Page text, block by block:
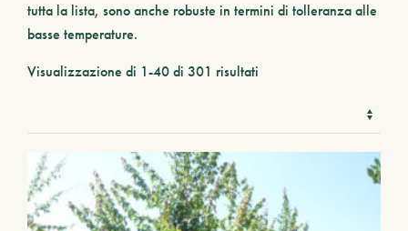
tutta la lista, sono anche robuste in termini di tolleranza alle
basse temperature.
Visualizzazione di 1-40 di 301 risultati